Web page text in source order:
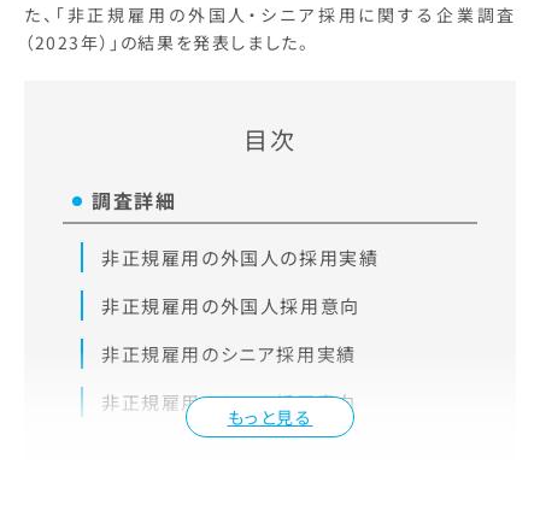
た、「非正規雇用の外国人・シニア採用に関する企業調査
（2023年）」の結果を発表しました。
目次
もっと見る
調査詳細
非正規雇用の外国人の採用実績
非正規雇用の外国人採用意向
非正規雇用のシニア採用実績
非正規雇用のシニア採用意向